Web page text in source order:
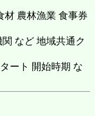
材 農林漁業 食事券
など 地域共通ク
ート 開始時期 な